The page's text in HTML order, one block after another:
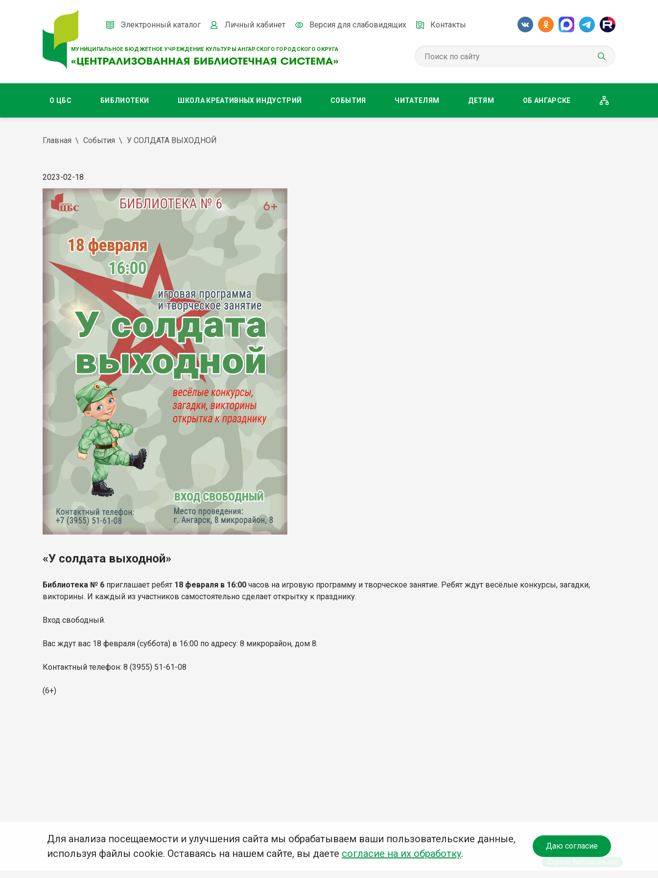
МУНИЦИПАЛЬНОЕ БЮДЖЕТНОЕ УЧРЕЖДЕНИЕ КУЛЬТУРЫ АНГАРСКОГО ГОРОДСКОГО ОКРУГА
Электронный каталог Личный кабинет Версия для слабовидящих Контакты
О ЦБС БИБЛИОТЕКИ ШКОЛА КРЕАТИВНЫХ ИНДУСТРИЙ СОБЫТИЯ ЧИТАТЕЛЯМ ДЕТЯМ ОБ АНГАРСКЕ
Главная События У СОЛДАТА ВЫХОДНОЙ
2023-02-18
«У солдата выходной»
Библиотека № 6 приглашает ребят 18 февраля в 16:00 часов на игровую программу и творческое занятие. Ребят ждут весёлые конкурсы, загадки,
викторины. И каждый из участников самостоятельно сделает открытку к празднику.
Вход свободный.
Вас ждут вас 18 февраля (суббота) в 16:00 по адресу: 8 микрорайон, дом 8.
Контактный телефон: 8 (3955) 51-61-08
(6+)
Для анализа посещаемости и улучшения сайта мы обрабатываем ваши пользовательские данные,
используя файлы cookie. Оставаясь на нашем сайте, вы даете согласие на их обработку.
Даю согласие
Спроси библиотекаря